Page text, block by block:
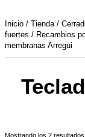
Inicio / Tienda/
fuertes / Recambios
membranas Arregui
Mostrando los 2 resultados